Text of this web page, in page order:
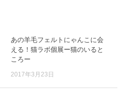
あの羊毛フェルトにゃんこに会
える！猫ラボ個展ー猫のいると
ころー
2017年3月23日